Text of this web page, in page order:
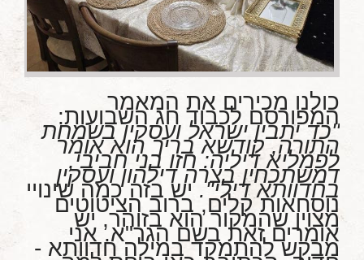
כולנו מכירים את המאמר
המפורסם לכבוד חג השבועות:
"כד יתבין ישראל ועסקין בשמחת
התורה, קודשא בריך הוא אומר
לפמליא דיליה: חזו בני חביבי,
דמשתכחין בצרה דילהון ועסקין
בחדוותא דילי".יש בזה כמה שינויי
נוסחאות קלים, ברוב הציטוטים
מצוין שהמקור הוא בזוהר, יש
אומרים זאת בשם הגר"א. אני
מבקש להתמקד במילה חדוותא -